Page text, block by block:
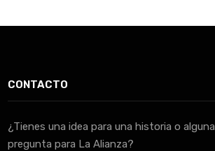
CONTACTO
¿Tienes una idea para una historia o alguna
pregunta para La Alianza?